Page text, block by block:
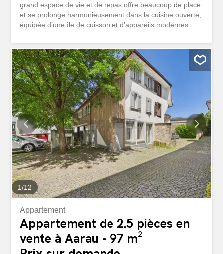
grand espace de vie et de repas offre beaucoup de place
et se prolonge harmonieusement dans la cuisine ouverte,
équipée d’une île de cuisson et d’appareils modernes.
polyvalentes et créent une atmosphère de vie agréable.
Le salon donne directement sur le grand balcon, qui offre
un espace supplémentaire pour se détendre. Deux salles
de bains modernes garantissent un confort de vie élevé
et soulignent l’impression générale de qualité de
l’appartement. Des placards encastrés pratiques dans
l’entrée offrent suffisamment d’espace de rangement,
complétés par une buanderie privée avec machine à
laver et sèche-linge dans l’appartement. Un ascenseur
est disponible dans le bâtiment et grâce au nombre limité
de parties, vous bénéficiez d’un environnement de vie
calme et privé. Un emplacement de...
1/12
Appartement
Appartement de 2.5 pièces en
vente à Aarau - 97 m²